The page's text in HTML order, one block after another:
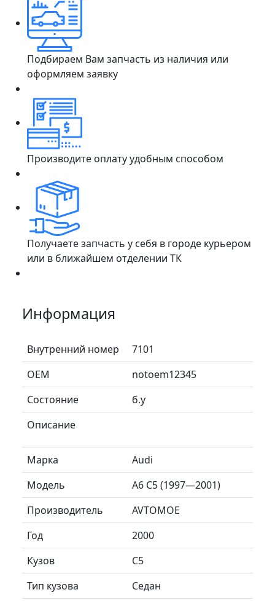
Подбираем Вам запчасть из наличия или
оформляем заявку
Производите оплату удобным способом
Получаете запчасть у себя в городе курьером
или в ближайшем отделении ТК
Информация
Внутренний номер
7101
ОЕМ
notoem12345
Состояние
б.у
Описание
Марка
Audi
Модель
A6 C5 (1997—2001)
Производитель
AVTOMOE
Год
2000
Кузов
C5
Тип кузова
Седан